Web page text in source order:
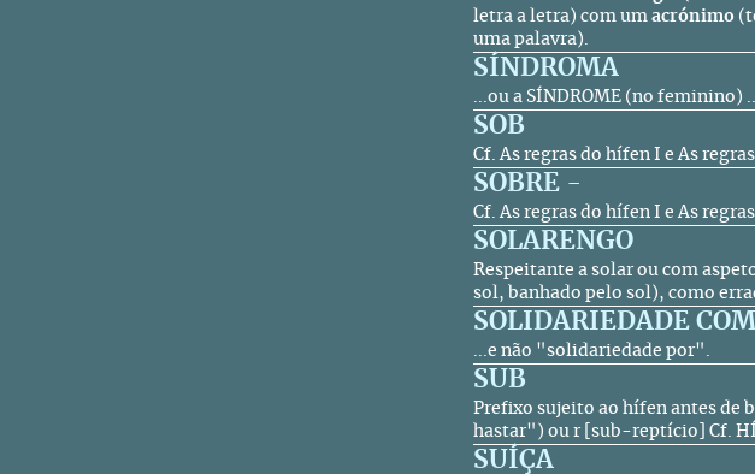
letra a letra) com um acrónimo
uma palavra).
SÍNDROMA
...ou a SÍNDROME (no feminino)
SOB
Cf. As regras do hífen I e As
SOBRE -
Cf. As regras do hífen I e As
SOLARENGO
Respeitante a solar ou com
sol, banhado pelo sol), como
SOLIDARIEDADE COM
...e não "solidariedade por".
SUB
Prefixo sujeito ao hífen antes de
hastar") ou r [sub-reptício] Cf.
SUÍÇA